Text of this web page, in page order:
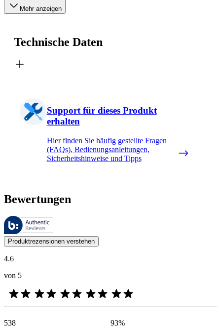
Mehr anzeigen
Technische Daten
Support für dieses Produkt
erhalten
Hier finden Sie häufig gestellte Fragen
(FAQs), Bedienungsanleitungen,
Sicherheitshinweise und Tipps
Bewertungen
Diese Bewertungen werden von Bazaarvoice verwaltet und
Kundenmeinungen in Form von Produkt- und Sternebewertungen
Produktrezensionen verstehen
4.6
von 5
538
93%